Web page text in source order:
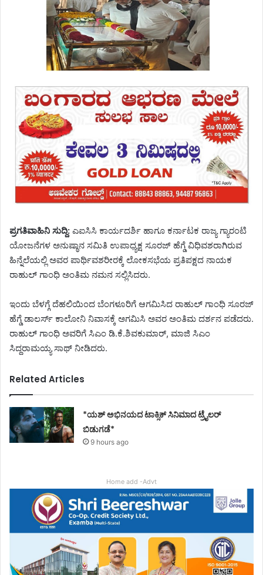
ಪ್ರಗತಿವಾಹಿನಿ ಸುದ್ದಿ: ಎಐಸಿಸಿ ಕಾರ್ಯದರ್ಶಿ ಹಾಗೂ ಕರ್ನಾಟಕ ರಾಜ್ಯ ಗ್ಯಾರಂಟಿ
ಯೋಜನೆಗಳ ಅನುಷ್ಠಾನ ಸಮಿತಿ ಉಪಾಧ್ಯಕ್ಷ ಸೂರಜ್ ಹೆಗ್ಡೆ ವಿಧಿವಶರಾಗಿರುವ
ಹಿನ್ನೆಲೆಯಲ್ಲಿ ಅವರ ಪಾರ್ಥಿವಶರೀರಕ್ಕೆ ಲೋಕಸಭೆಯ ಪ್ರತಿಪಕ್ಷದ ನಾಯಕ
ರಾಹುಲ್ ಗಾಂಧಿ ಅಂತಿಮ ನಮನ ಸಲ್ಲಿಸಿದರು.
ಇಂದು ಬೆಳಗ್ಗೆ ದೆಹಲಿಯಿಂದ ಬೆಂಗಳೂರಿಗೆ ಆಗಮಿಸಿದ ರಾಹುಲ್‌ ಗಾಂಧಿ ಸೂರಜ್
ಹೆಗ್ಡೆ ಡಾಲರ್ಸ್‌ ಕಾಲೋನಿ ನಿವಾಸಕ್ಕೆ ಅಗಮಿಸಿ ಅವರ ಅಂತಿಮ ದರ್ಶನ ಪಡೆದರು.
ರಾಹುಲ್‌ ಗಾಂಧಿ ಅವರಿಗೆ ಸಿಎಂ ಡಿ.ಕೆ.ಶಿವಕುಮಾರ್, ಮಾಜಿ ಸಿಎಂ
ಸಿದ್ದರಾಮಯ್ಯ ಸಾಥ್ ನೀಡಿದರು.
Related Articles
*ಯಶ್ ಅಭಿನಯದ ಟಾಕ್ಸಿಕ್ ಸಿನಿಮಾದ ಟ್ರೈಲರ್
ಬಿಡುಗಡೆ*
9 hours ago
Home add -Advt